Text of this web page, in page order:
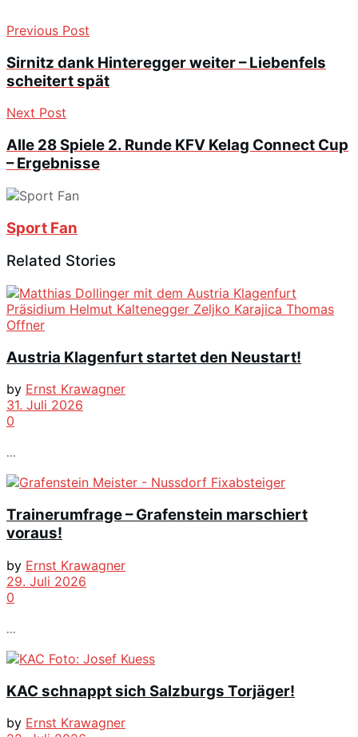
Previous Post
Sirnitz dank Hinteregger weiter – Liebenfels
scheitert spät
Next Post
Alle 28 Spiele 2. Runde KFV Kelag Connect Cup
– Ergebnisse
Sport Fan
Related Stories
Austria Klagenfurt startet den Neustart!
by Ernst Krawagner
31. Juli 2026
0
...
Trainerumfrage – Grafenstein marschiert
voraus!
by Ernst Krawagner
29. Juli 2026
0
...
KAC schnappt sich Salzburgs Torjäger!
by Ernst Krawagner